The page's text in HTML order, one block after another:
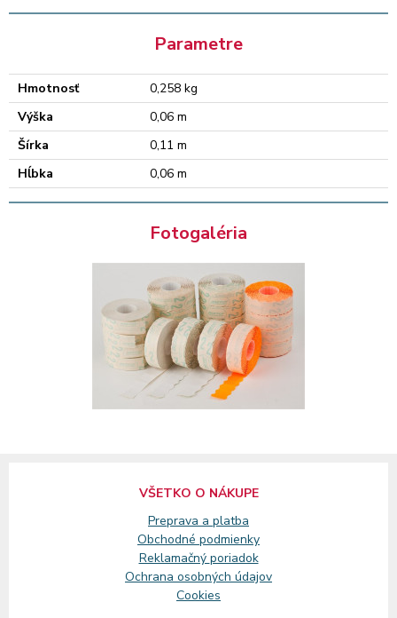
Parametre
Hmotnosť
0,258 kg
Výška
0,06 m
Šírka
0,11 m
Hĺbka
0,06 m
Fotogaléria
VŠETKO O NÁKUPE
Preprava a platba
Obchodné podmienky
Reklamačný poriadok
Ochrana osobných údajov
Cookies